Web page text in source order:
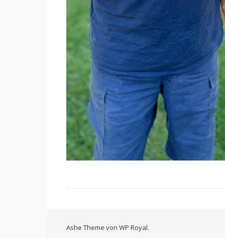
Ashe Theme von WP Royal.